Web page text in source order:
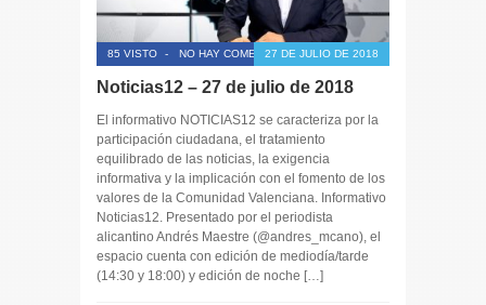
85 VISTO - NO HAY COMENTARIOS27 DE JULIO DE 2018
Noticias12 – 27 de julio de 2018
El informativo NOTICIAS12 se caracteriza por la
participación ciudadana, el tratamiento
equilibrado de las noticias, la exigencia
informativa y la implicación con el fomento de los
valores de la Comunidad Valenciana. Informativo
Noticias12. Presentado por el periodista
alicantino Andrés Maestre (@andres_mcano), el
espacio cuenta con edición de mediodía/tarde
(14:30 y 18:00) y edición de noche […]